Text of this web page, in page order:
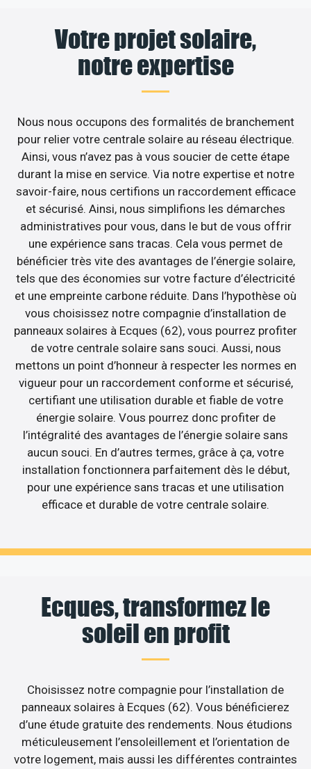
Votre projet solaire,
notre expertise
Nous nous occupons des formalités de branchement
pour relier votre centrale solaire au réseau électrique.
Ainsi, vous n’avez pas à vous soucier de cette étape
durant la mise en service. Via notre expertise et notre
savoir-faire, nous certifions un raccordement efficace
et sécurisé. Ainsi, nous simplifions les démarches
administratives pour vous, dans le but de vous offrir
une expérience sans tracas. Cela vous permet de
bénéficier très vite des avantages de l’énergie solaire,
tels que des économies sur votre facture d’électricité
et une empreinte carbone réduite. Dans l’hypothèse où
vous choisissez notre compagnie d’installation de
panneaux solaires à Ecques (62), vous pourrez profiter
de votre centrale solaire sans souci. Aussi, nous
mettons un point d’honneur à respecter les normes en
vigueur pour un raccordement conforme et sécurisé,
certifiant une utilisation durable et fiable de votre
énergie solaire. Vous pourrez donc profiter de
l’intégralité des avantages de l’énergie solaire sans
aucun souci. En d’autres termes, grâce à ça, votre
installation fonctionnera parfaitement dès le début,
pour une expérience sans tracas et une utilisation
efficace et durable de votre centrale solaire.
Ecques, transformez le
soleil en profit
Choisissez notre compagnie pour l’installation de
panneaux solaires à Ecques (62). Vous bénéficierez
d’une étude gratuite des rendements. Nous étudions
méticuleusement l’ensoleillement et l’orientation de
votre logement, mais aussi les différentes contraintes